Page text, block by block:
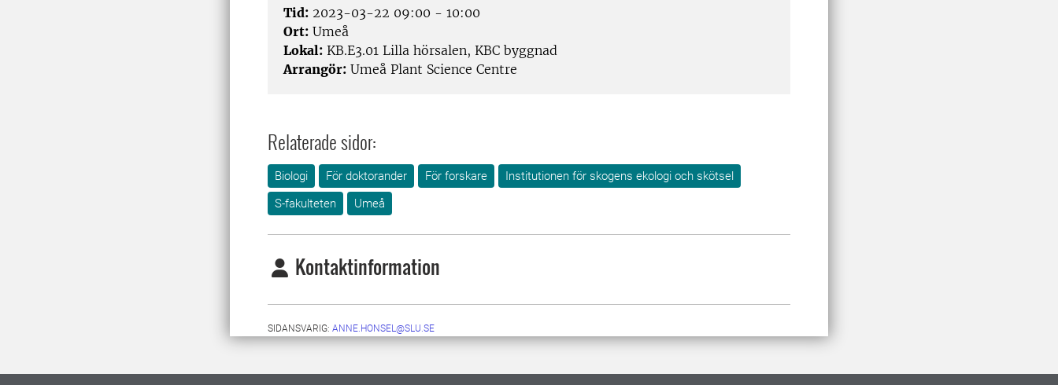
Tid: 2023-03-22 09:00 - 10:00
Ort: Umeå
Lokal: KB.E3.01 Lilla hörsalen, KBC byggnad
Arrangör: Umeå Plant Science Centre
Relaterade sidor:
Biologi För doktorander För forskare
Institutionen för skogens ekologi och skötsel
S-fakulteten
Umeå
Kontaktinformation
SIDANSVARIG: ANNE.HONSEL@SLU.SE